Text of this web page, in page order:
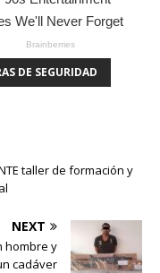
DE SEGURIDAD
taller de formación y
NEXT
hombre y
cadáver